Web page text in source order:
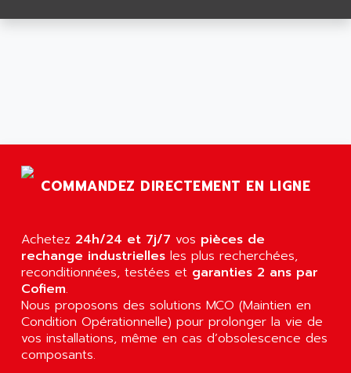
MULTI-SERVO
COMPACTLOGIX
PANELVIEW 1000
NT620C
SIMATIC S5-101
SIMATIC TOUCH PANEL
S900 II
S900
AGTATEC AG
AHEAD SYSTEMS
AIP SYSTEMES
AIR
AIR ET PULVERISATION
AIR LIQUIDE
AIR SYSTEMS
AIR WORTHINGTON CREYSSENSAC
COMMANDEZ DIRECTEMENT EN LIGNE
Achetez 24h/24 et 7j/7 vos pièces de
rechange industrielles les plus recherchées,
reconditionnées, testées et garanties 2 ans par
Cofiem.
Nous proposons des solutions MCO (Maintien en
Condition Opérationnelle) pour prolonger la vie de
vos installations, même en cas d’obsolescence des
composants.